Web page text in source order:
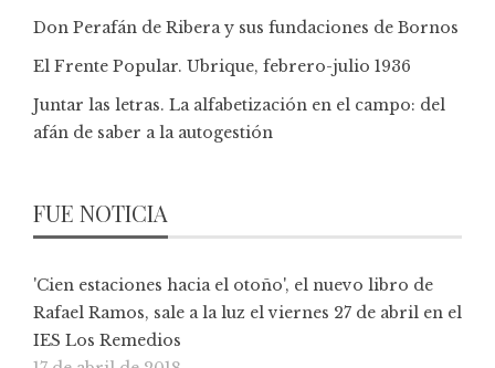
Don Perafán de Ribera y sus fundaciones de Bornos
El Frente Popular. Ubrique, febrero-julio 1936
Juntar las letras. La alfabetización en el campo: del
afán de saber a la autogestión
FUE NOTICIA
'Cien estaciones hacia el otoño', el nuevo libro de
Rafael Ramos, sale a la luz el viernes 27 de abril en el
IES Los Remedios